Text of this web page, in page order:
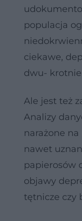
populacja
ciekawe,
dwu- krotnie
Ale jest też
Analizy
narażone
nawet
papierosów
objawy
tętnicze czy